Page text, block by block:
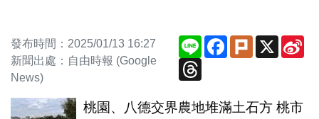
發布時間：2025/01/13 16:27
新聞出處：自由時報 (Google
News)
Line Facebook
Plurk X
桃園、八德交界農地堆滿土石方 桃市